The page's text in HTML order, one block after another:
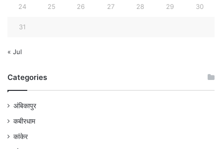
24 25 26 27 28 29 30
31
« Jul
Categories
अंबिकापुर
कबीरधाम
कांकेर